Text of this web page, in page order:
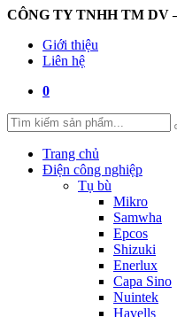
CÔNG TY TNHH TM
Giới thiệu
Liên hệ
0
Trang chủ
Điện công nghiệp
Tụ bù
Mikro
Samwha
Epcos
Shizuki
Enerlux
Capa Sino
Nuintek
Havells